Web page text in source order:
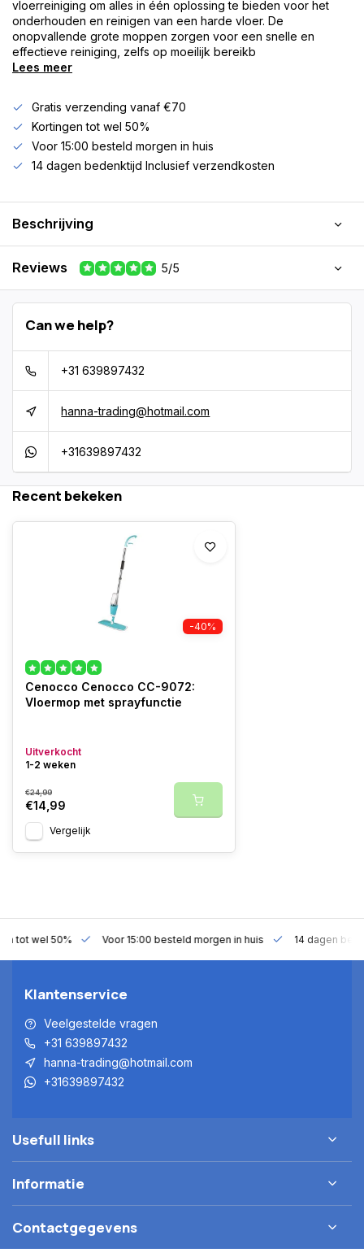
vloerreiniging om alles in één oplossing te bieden voor het
onderhouden en reinigen van een harde vloer. De
onopvallende grote moppen zorgen voor een snelle en
effectieve reiniging, zelfs op moeilijk bereikb
Lees meer
Gratis verzending vanaf €70
Kortingen tot wel 50%
Voor 15:00 besteld morgen in huis
14 dagen bedenktijd Inclusief verzendkosten
Beschrijving
Reviews 5/5
Can we help?
+31 639897432
hanna-trading@hotmail.com
+31639897432
Recent bekeken
-40%
Cenocco Cenocco CC-9072:
Vloermop met sprayfunctie
Uitverkocht
1-2 weken
€24,99
€14,99
Vergelijk
tot wel 50% Voor 15:00 besteld morgen in huis 14 dagen
Klantenservice
Veelgestelde vragen
+31 639897432
hanna-trading@hotmail.com
+31639897432
Usefull links
Informatie
Contactgegevens